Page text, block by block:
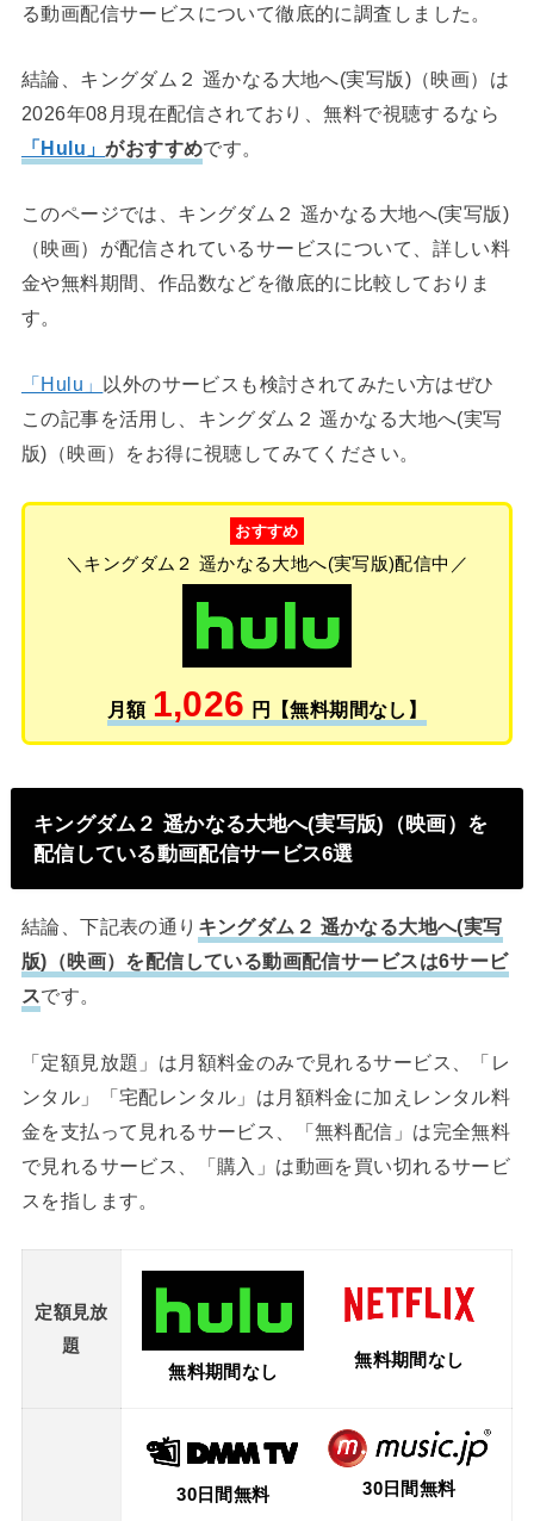
る動画配信サービスについて徹底的に調査しました。
結論、キングダム２ 遥かなる大地へ(実写版)（映画）は
2026年08月現在配信されており、無料で視聴するなら
「Hulu」がおすすめです。
このページでは、キングダム２ 遥かなる大地へ(実写版)
（映画）が配信されているサービスについて、詳しい料
金や無料期間、作品数などを徹底的に比較しておりま
す。
「Hulu」 以外のサービスも検討されてみたい方はぜひ
この記事を活用し、キングダム２ 遥かなる大地へ(実写
版)（映画）をお得に視聴してみてください。
おすすめ
＼キングダム２ 遥かなる大地へ(実写版)配信中／
月額 1,026 円【無料期間なし】
キングダム２ 遥かなる大地へ(実写版)（映画）を
配信している動画配信サービス6選
結論、下記表の通り キングダム２ 遥かなる大地へ(実写
版)（映画）を配信している動画配信サービスは6サービ
スです。
「定額見放題」は月額料金のみで見れるサービス、「レ
ンタル」「宅配レンタル」は月額料金に加えレンタル料
金を支払って見れるサービス、「無料配信」は完全無料
で見れるサービス、「購入」は動画を買い切れるサービ
スを指します。
定額見放
題
無料期間なし
無料期間なし
30日間無料 30日間無料